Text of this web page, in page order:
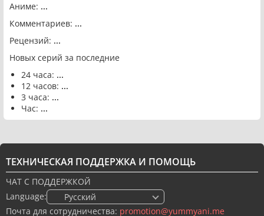
Аниме: ...
Комментариев: ...
Рецензий: ...
Новых серий за последние
24 часа: ...
12 часов: ...
3 часа: ...
Час: ...
ТЕХНИЧЕСКАЯ ПОДДЕРЖКА И ПОМОЩЬ
ЧАТ С ПОДДЕРЖКОЙ
Language:
🇷🇺 Русский
Почта для сотрудничества: promotion@yummyani.me